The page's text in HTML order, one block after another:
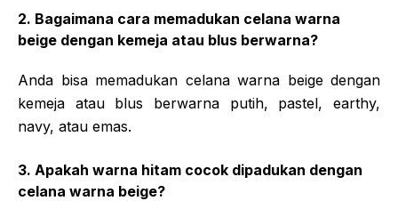
2. Bagaimana cara memadukan celana warna
beige dengan kemeja atau blus berwarna?
Anda bisa memadukan celana warna beige dengan
kemeja atau blus berwarna putih, pastel, earthy,
navy, atau emas.
3. Apakah warna hitam cocok dipadukan dengan
celana warna beige?